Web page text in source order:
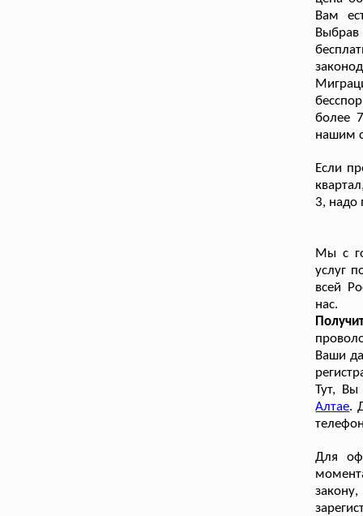
Вам
более
нашим
Если
3, надо
Мы с
услуг
всей
нас.
Ваши
Тут,
Алтае.
Для